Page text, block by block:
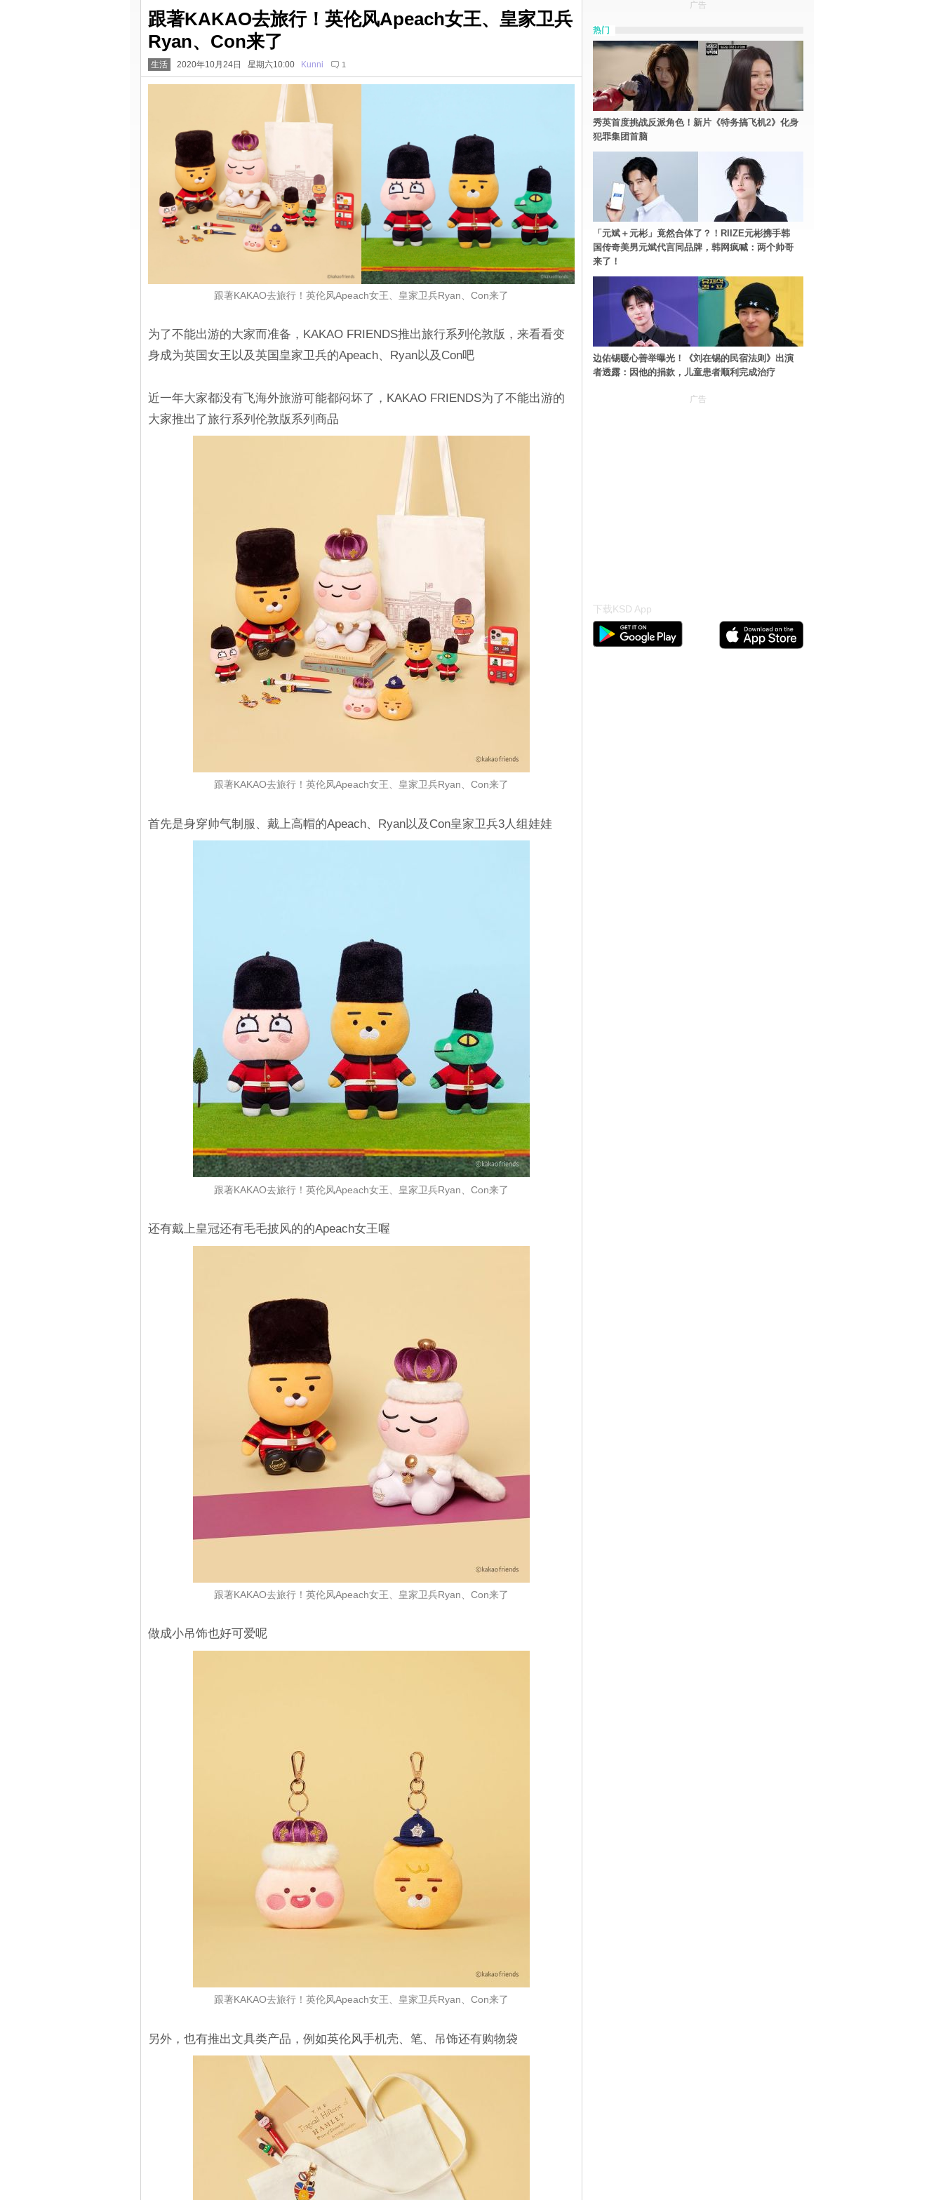
跟著KAKAO去旅行！英伦风Apeach女王、皇家卫兵
Ryan、Con来了
生活 2020年10月24日 星期六10:00 Kunni 1
跟著KAKAO去旅行！英伦风Apeach女王、皇家卫兵Ryan、Con来了
为了不能出游的大家而准备，KAKAO FRIENDS推出旅行系列伦敦版，来看看变
身成为英国女王以及英国皇家卫兵的Apeach、Ryan以及Con吧
近一年大家都没有飞海外旅游可能都闷坏了，KAKAO FRIENDS为了不能出游的
大家推出了旅行系列伦敦版系列商品
跟著KAKAO去旅行！英伦风Apeach女王、皇家卫兵Ryan、Con来了
首先是身穿帅气制服、戴上高帽的Apeach、Ryan以及Con皇家卫兵3人组娃娃
跟著KAKAO去旅行！英伦风Apeach女王、皇家卫兵Ryan、Con来了
还有戴上皇冠还有毛毛披风的的Apeach女王喔
跟著KAKAO去旅行！英伦风Apeach女王、皇家卫兵Ryan、Con来了
做成小吊饰也好可爱呢
跟著KAKAO去旅行！英伦风Apeach女王、皇家卫兵Ryan、Con来了
另外，也有推出文具类产品，例如英伦风手机壳、笔、吊饰还有购物袋
广告
热门
秀英首度挑战反派角色！新片《特务搞飞机2》化身
犯罪集团首脑
「元斌＋元彬」竟然合体了？！RIIZE元彬携手韩
国传奇美男元斌代言同品牌，韩网疯喊：两个帅哥
来了！
边佑锡暖心善举曝光！《刘在锡的民宿法则》出演
者透露：因他的捐款，儿童患者顺利完成治疗
广告
下载KSD App